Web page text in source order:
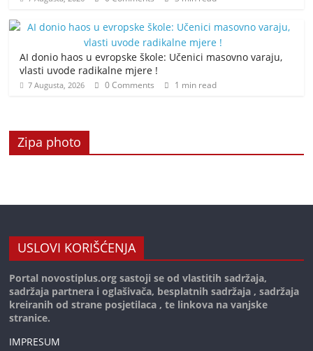
AI donio haos u evropske škole: Učenici masovno varaju,
vlasti uvode radikalne mjere !
7 Augusta, 2026 0 Comments 1 min read
Zipa photo
USLOVI KORIŠĆENJA
Portal novostiplus.org sastoji se od vlastitih sadržaja,
sadržaja partnera i oglašivača, besplatnih sadržaja , sadržaja
kreiranih od strane posjetilaca , te linkova na vanjske
stranice.
IMPRESUM